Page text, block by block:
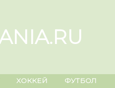
ХОККЕЙ
ФУТБОЛ